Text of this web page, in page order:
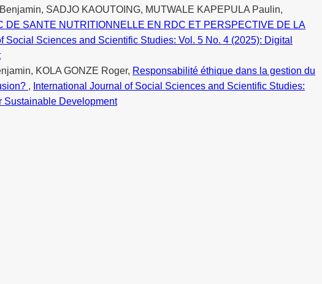
SADJO KAOUTOING, MUTWALE KAPEPULA Paulin,
DE SANTE NUTRITIONNELLE EN RDC ET PERSPECTIVE DE LA
Social Sciences and Scientific Studies: Vol. 5 No. 4 (2025): Digital
KOLA GONZE Roger, Responsabilité éthique dans la gestion du
, International Journal of Social Sciences and Scientific Studies:
Sustainable Development